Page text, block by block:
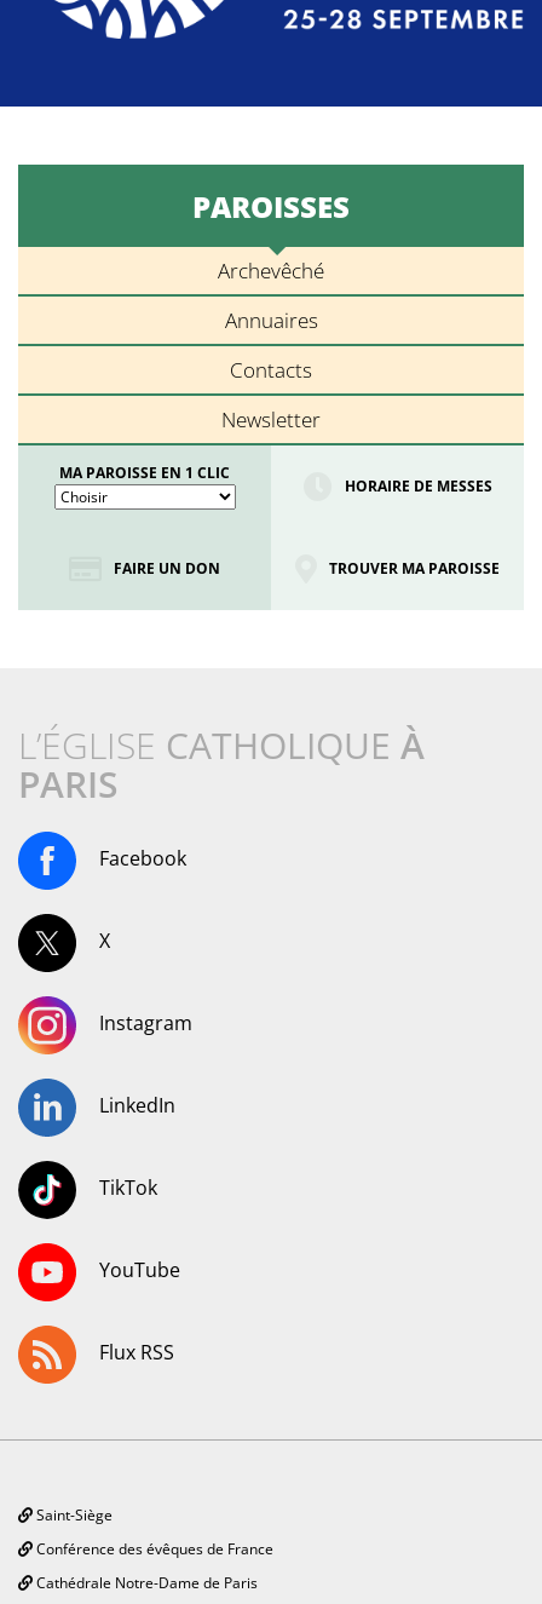
PAROISSES
Archevêché
Annuaires
Contacts
Newsletter
MA PAROISSE EN 1 CLIC
HORAIRE DE MESSES
FAIRE UN DON TROUVER MA PAROISSE
L’ÉGLISE CATHOLIQUE À
PARIS
Facebook
X
Instagram
LinkedIn
TikTok
YouTube
Flux RSS
Saint-Siège
Conférence des évêques de France
Cathédrale Notre-Dame de Paris